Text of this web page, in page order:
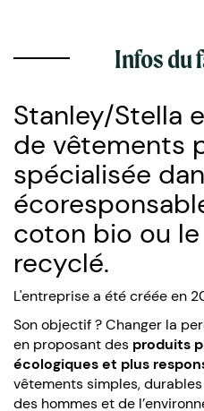
Infos du
Stanley/Stella
de vêtements
spécialisée
coton bio ou
recyclé.
L'entreprise a été créée en
Son objectif ? Changer la
en proposant des produits
écologiques et plus
vêtements simples,
des hommes et de